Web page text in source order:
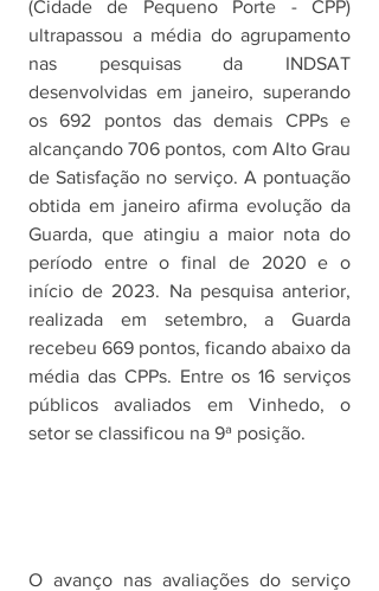
(Cidade de Pequeno Porte - CPP)
ultrapassou a média do agrupamento
nas pesquisas da INDSAT
desenvolvidas em janeiro, superando
os 692 pontos das demais CPPs e
alcançando 706 pontos, com Alto Grau
de Satisfação no serviço. A pontuação
obtida em janeiro afirma evolução da
Guarda, que atingiu a maior nota do
período entre o final de 2020 e o
início de 2023. Na pesquisa anterior,
realizada em setembro, a Guarda
recebeu 669 pontos, ficando abaixo da
média das CPPs. Entre os 16 serviços
públicos avaliados em Vinhedo, o
setor se classificou na 9ª posição.
O avanço nas avaliações do serviço